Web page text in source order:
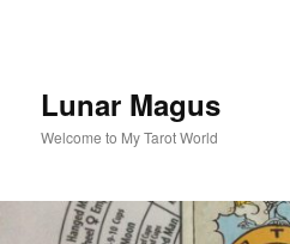
Lunar Magus
Welcome to My Tarot World